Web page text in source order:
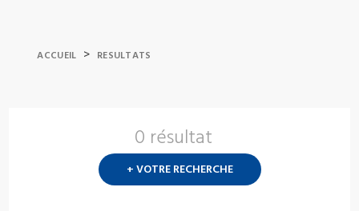
ACCUEIL > RESULTATS
0 résultat
+ VOTRE RECHERCHE